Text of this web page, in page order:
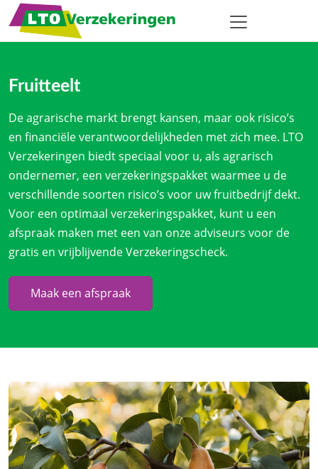
Fruitteelt
De agrarische markt brengt kansen, maar ook risico’s
en financiële verantwoordelijkheden met zich mee. LTO
Verzekeringen biedt speciaal voor u, als agrarisch
ondernemer, een verzekeringspakket waarmee u de
verschillende soorten risico’s voor uw fruitbedrijf dekt.
Voor een optimaal verzekeringspakket, kunt u een
afspraak maken met een van onze adviseurs voor de
gratis en vrijblijvende Verzekeringscheck.
Maak een afspraak